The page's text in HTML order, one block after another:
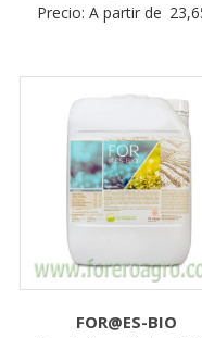
Precio: A partir de
FOR@ES-BIO